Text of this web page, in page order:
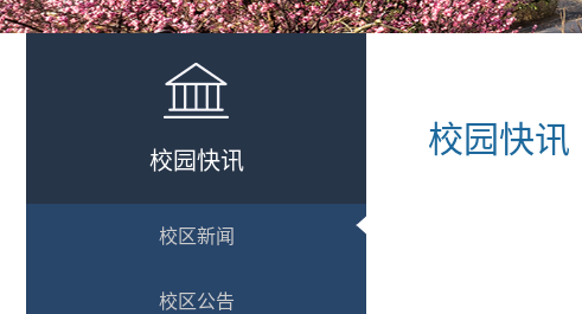
校园快讯
校区新闻
校区公告
校园快讯